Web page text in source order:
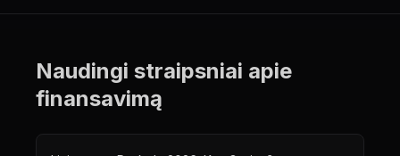
Naudingi straipsniai apie
finansavimą